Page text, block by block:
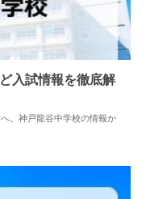
2024.04.02
入試情報を徹底解
。神戸龍谷中学校の情報か